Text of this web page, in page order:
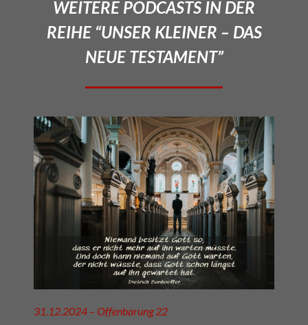
WEITERE PODCASTS IN DER
REIHE “UNSER KLEINER – DAS
NEUE TESTAMENT”
31.12.2024 – Offenbarung 22